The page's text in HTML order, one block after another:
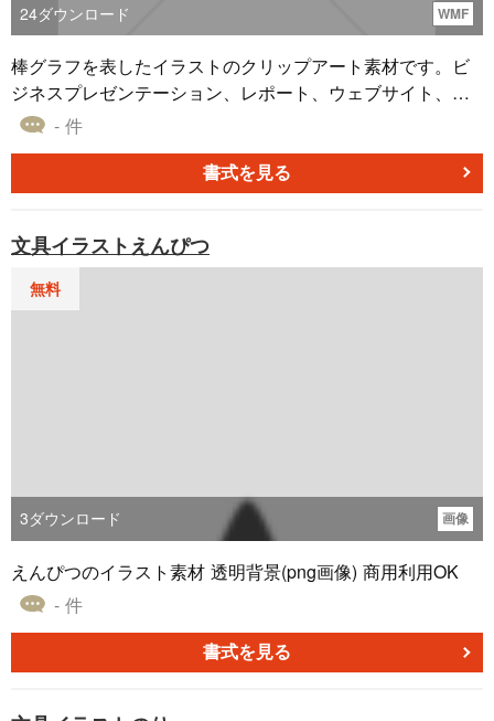
24ダウンロード WMF
棒グラフを表したイラストのクリップアート素材です。ビ
ジネスプレゼンテーション、レポート、ウェブサイト、教
育資料など、さまざまなコンテキストで活用できます。ま
ト、エクセル、ワードなどのMicrosoft office ソフトで簡単
に挿入することができ、デザイン作業の手間を省きながら
え、読み手の理解を助けるでしょう。
- 件
書式を見る
文具イラストえんぴつ
無料
3ダウンロード 画像
えんぴつのイラスト素材 透明背景(png画像) 商用利用OK
- 件
書式を見る